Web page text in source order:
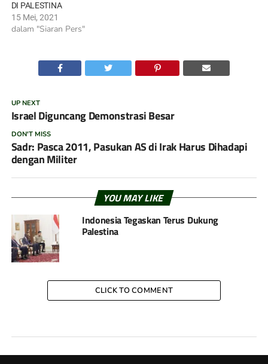
DI PALESTINA
15 Mei, 2021
dalam "Siaran Pers"
UP NEXT
Israel Diguncang Demonstrasi Besar
DON'T MISS
Sadr: Pasca 2011, Pasukan AS di Irak Harus Dihadapi
dengan Militer
YOU MAY LIKE
Indonesia Tegaskan Terus Dukung
Palestina
CLICK TO COMMENT